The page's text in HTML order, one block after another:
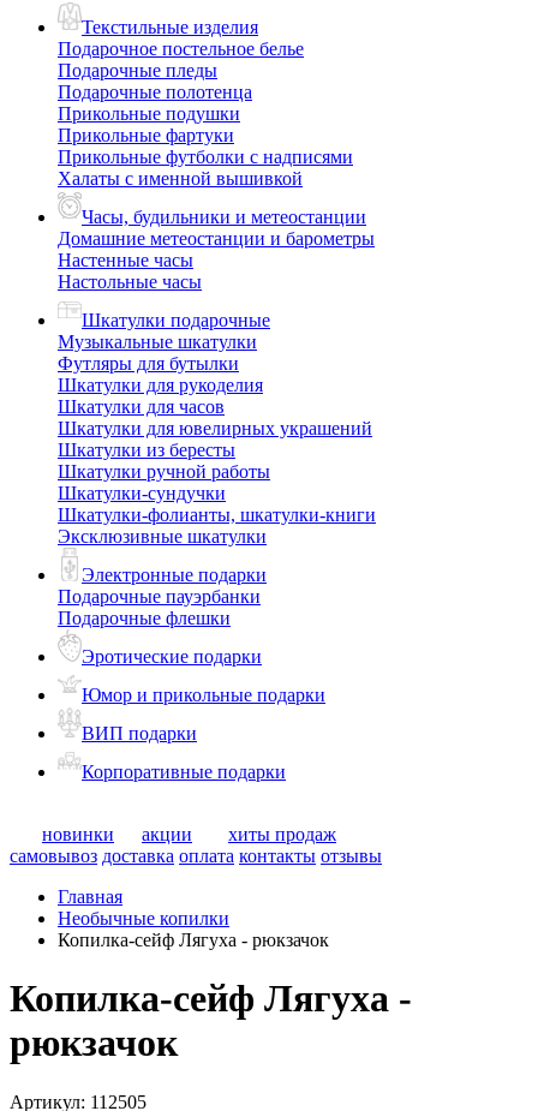
Текстильные изделия
Подарочное постельное белье
Подарочные пледы
Подарочные полотенца
Прикольные подушки
Прикольные фартуки
Прикольные футболки с надписями
Халаты с именной вышивкой
Часы, будильники и метеостанции
Домашние метеостанции и барометры
Настенные часы
Настольные часы
Шкатулки подарочные
Музыкальные шкатулки
Футляры для бутылки
Шкатулки для рукоделия
Шкатулки для часов
Шкатулки для ювелирных украшений
Шкатулки из бересты
Шкатулки ручной работы
Шкатулки-сундучки
Шкатулки-фолианты, шкатулки-книги
Эксклюзивные шкатулки
Электронные подарки
Подарочные пауэрбанки
Подарочные флешки
Эротические подарки
Юмор и прикольные подарки
ВИП подарки
Корпоративные подарки
новинки акции
хиты продаж
самовывоз доставка оплата контакты отзывы
Главная
Необычные копилки
Копилка-сейф Лягуха - рюкзачок
Копилка-сейф Лягуха -
рюкзачок
Артикул: 112505